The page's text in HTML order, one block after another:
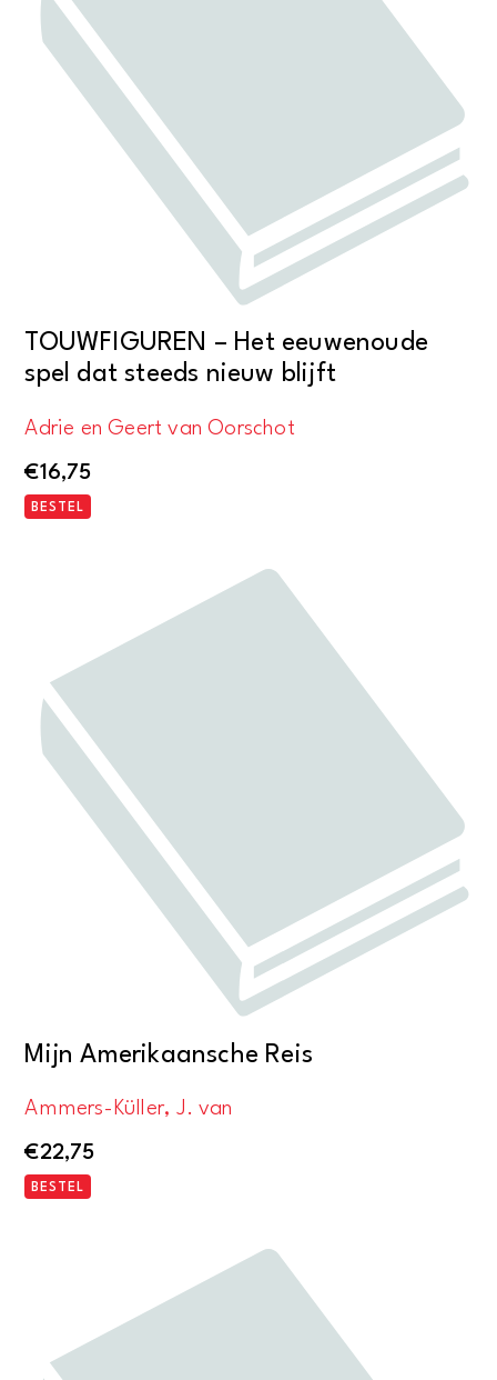
TOUWFIGUREN – Het eeuwenoude
spel dat steeds nieuw blijft
Adrie en Geert van Oorschot
€16,75
BESTEL
Mijn Amerikaansche Reis
Ammers-Küller, J. van
€22,75
BESTEL